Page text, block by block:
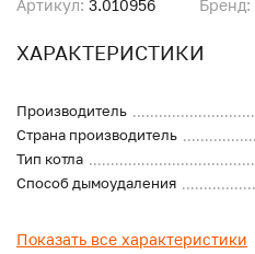
Артикул: 3.010956 Бренд:
ХАРАКТЕРИСТИКИ
Производитель
Страна производитель
Тип котла
Способ дымоудаления
Показать все характеристики